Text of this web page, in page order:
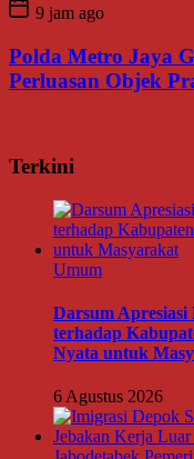
9 jam ago
Polda Metro Jaya
Perluasan Objek
Terkini
Umum
Darsum
terhadap
Nyata untuk
6 Agustus 2026